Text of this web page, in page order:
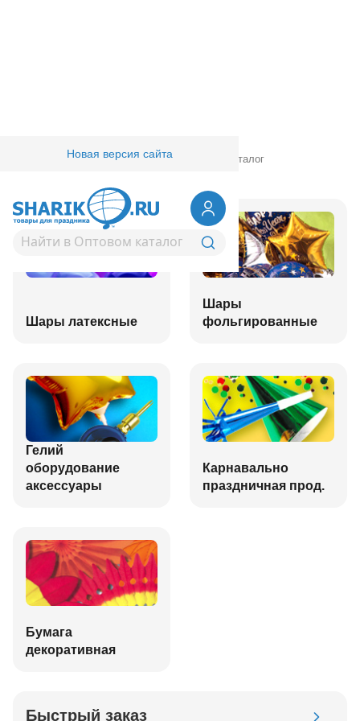
Новая версия сайта
Товары для праздника/ Оптовый каталог
Шары латексные
Шары
фольгированные
Гелий
оборудование
аксессуары
Карнавально
праздничная прод.
Бумага
декоративная
Быстрый заказ